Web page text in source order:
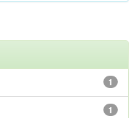
1
1